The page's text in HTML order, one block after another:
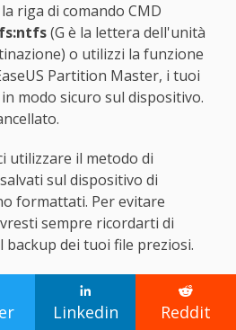

Linkedin

Reddit
riga di comando CMD
(G è la lettera dell'unità
o utilizzi la funzione
Partition Master, i tuoi
modo sicuro sul dispositivo.
utilizzare il metodo di
sul dispositivo di
formattati. Per evitare
sempre ricordarti di
dei tuoi file preziosi.
cambiare FAT32 in
dati?